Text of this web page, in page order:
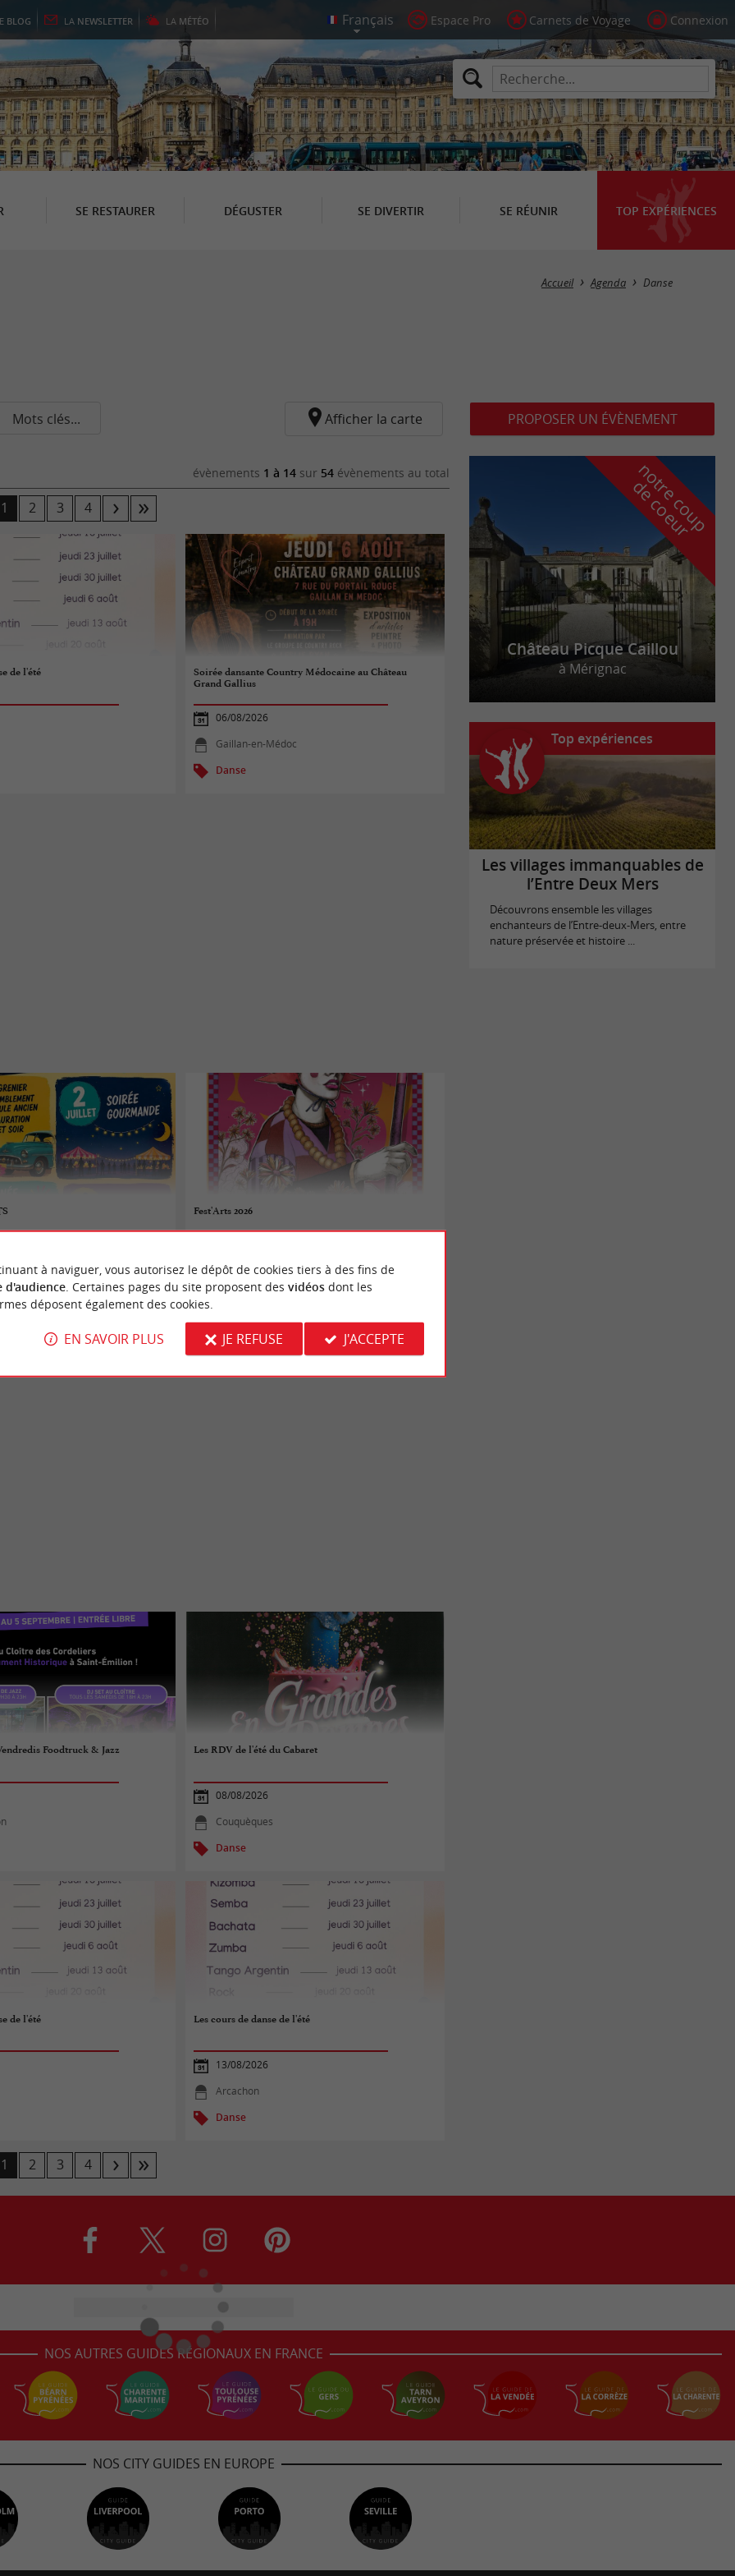
BLOG LA NEWSLETTER LA MÉTÉO Espace Pro Carnets de Voyage Connexion
SE RESTAURER DÉGUSTER SE DIVERTIR SE RÉUNIR TOP EXPÉRIENCES
Masquer la carte
Accueil Agenda Danse
Mots clés... Afficher la carte
évènements 1 à 14 sur 54 évènements au total
1 2 3 4
de l'été
Soirée dansante Country Médocaine au Château
Grand Gallius
06/08/2026
Gaillan-en-Médoc
Danse
Villemartin
Fest'Arts 2026
Libourne
Foodtruck & Jazz Les RDV de l'été du Cabaret
08/08/2026
Couquèques
Danse
de l'été Les cours de danse de l'été
13/08/2026
Arcachon
Danse
1 2 3 4
PROPOSER UN ÉVÈNEMENT
n
o
t
r
e
c
o
u
p
d
e
c
o
e
u
r
Château Picque Caillou
à Mérignac
Top expériences
Les villages immanquables de
l’Entre Deux Mers
Découvrons ensemble les villages
enchanteurs de l’Entre-deux-Mers, entre
nature préservée et histoire ...
NOS AUTRES GUIDES RÉGIONAUX EN FRANCE
NOS CITY GUIDES EN EUROPE
à naviguer, vous autorisez le dépôt de cookies tiers à des fins de
d'audience. Certaines pages du site proposent des vidéosdont les
déposent également des cookies.
EN SAVOIR PLUS JE REFUSE J'ACCEPTE